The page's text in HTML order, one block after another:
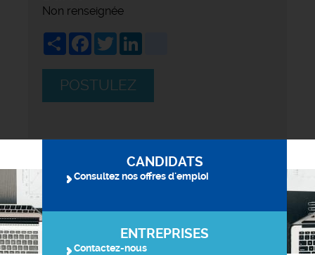
Non renseignée
ShareFacebook
Twitter
POSTULEZ
CANDIDATS
Consultez nos offres d'emploi
ENTREPRISES
Contactez-nous